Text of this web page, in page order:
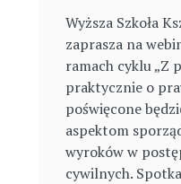
Wyższa Szkoła
zaprasza na
ramach cyklu „Z
praktycznie o
poświęcone
aspektom
wyroków w
cywilnych.